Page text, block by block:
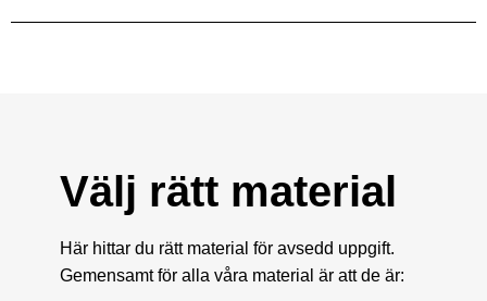
Välj rätt material
Här hittar du rätt material för avsedd uppgift.
Gemensamt för alla våra material är att de är: